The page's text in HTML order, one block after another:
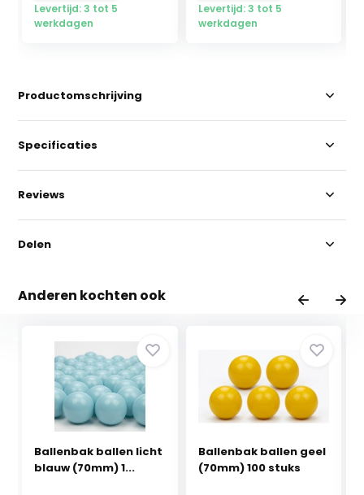
Levertijd: 3 tot 5
werkdagen
Levertijd: 3 tot 5
werkdagen
Productomschrijving
Specificaties
Reviews
Delen
Anderen kochten ook
Ballenbak ballen licht
blauw (70mm) 1...
Ballenbak ballen geel
(70mm) 100 stuks